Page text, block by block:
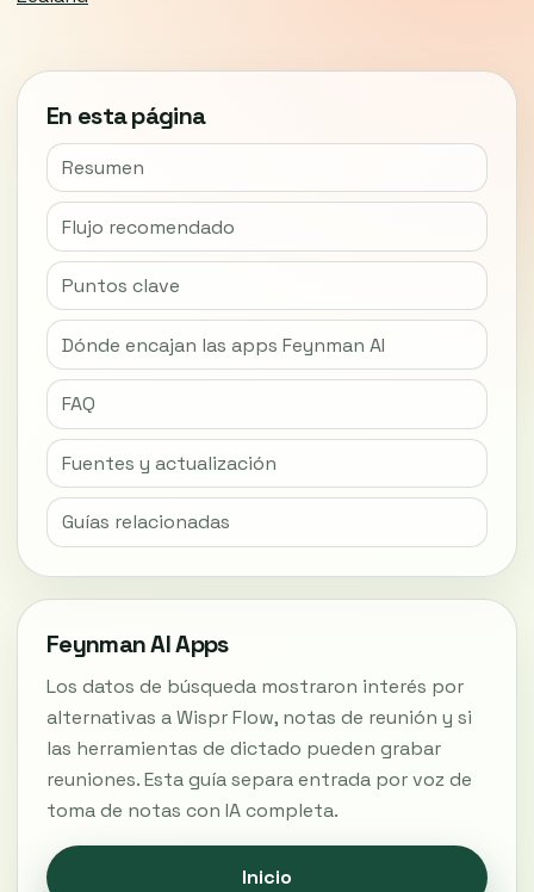
En esta página
Resumen
Flujo recomendado
Puntos clave
Dónde encajan las apps Feynman AI
FAQ
Fuentes y actualización
Guías relacionadas
Feynman AI Apps
Los datos de búsqueda mostraron interés por
alternativas a Wispr Flow, notas de reunión y si
las herramientas de dictado pueden grabar
reuniones. Esta guía separa entrada por voz de
toma de notas con IA completa.
Inicio